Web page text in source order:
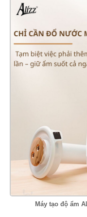
Máy tạo độ ẩm